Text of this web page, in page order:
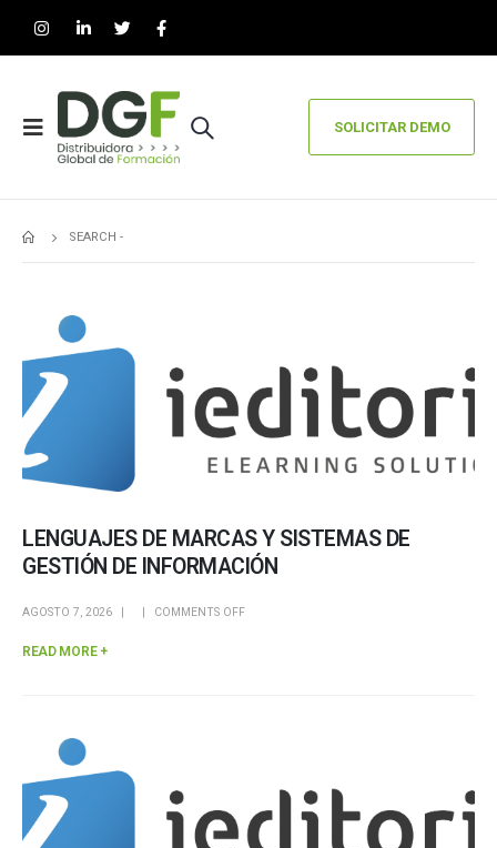
SOLICITAR DEMO
SEARCH -
LENGUAJES DE MARCAS Y SISTEMAS DE
GESTIÓN DE INFORMACIÓN
AGOSTO 7, 2026 COMMENTS OFF
READ MORE +